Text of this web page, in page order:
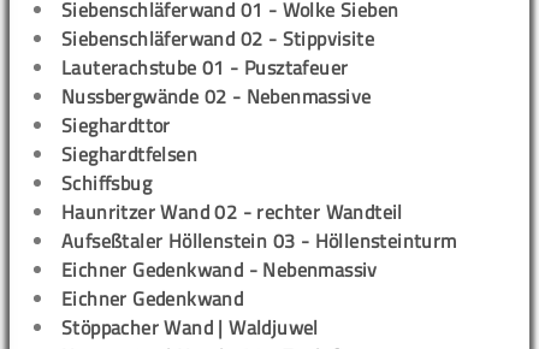
Siebenschläferwand 01 - Wolke Sieben
Siebenschläferwand 02 - Stippvisite
Lauterachstube 01 - Pusztafeuer
Nussbergwände 02 - Nebenmassive
Sieghardttor
Sieghardtfelsen
Schiffsbug
Haunritzer Wand 02 - rechter Wandteil
Aufseßtaler Höllenstein 03 - Höllensteinturm
Eichner Gedenkwand - Nebenmassiv
Eichner Gedenkwand
Stöppacher Wand | Waldjuwel